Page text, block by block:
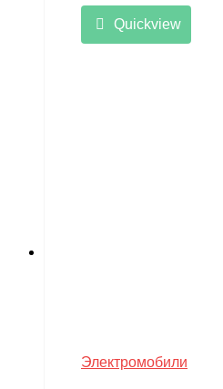
Quickview
Электромобили